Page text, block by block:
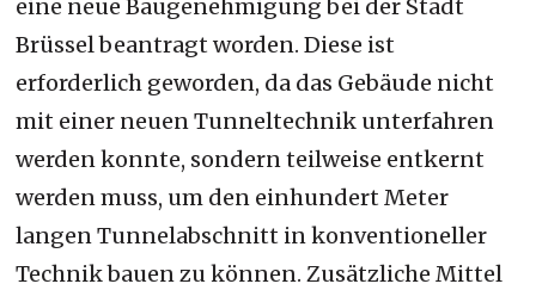
eine neue Baugenehmigung bei der Stadt
Brüssel beantragt worden. Diese ist
erforderlich geworden, da das Gebäude nicht
mit einer neuen Tunneltechnik unterfahren
werden konnte, sondern teilweise entkernt
werden muss, um den einhundert Meter
langen Tunnelabschnitt in konventioneller
Technik bauen zu können. Zusätzliche Mittel